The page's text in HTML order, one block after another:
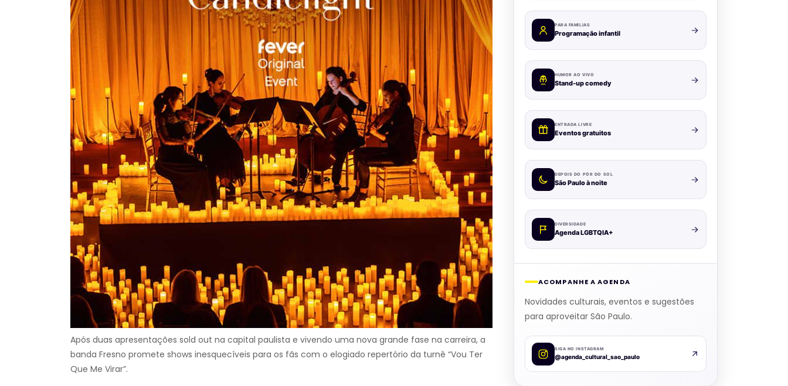
Após duas apresentações sold out na capital paulista e vivendo uma nova grande fase na carreira, a
banda Fresno promete shows inesquecíveis para os fãs com o elogiado repertório da turnê “Vou Ter
Que Me Virar”.
PARA FAMÍLIAS
Programação infantil
HUMOR AO VIVO
Stand-up comedy
ENTRADA LIVRE
Eventos gratuitos
DEPOIS DO PÔR DO SOL
São Paulo à noite
DIVERSIDADE
Agenda LGBTQIA+
ACOMPANHE A AGENDA
Novidades culturais, eventos e sugestões
para aproveitar São Paulo.
SIGA NO INSTAGRAM
@agenda_cultural_sao_paulo